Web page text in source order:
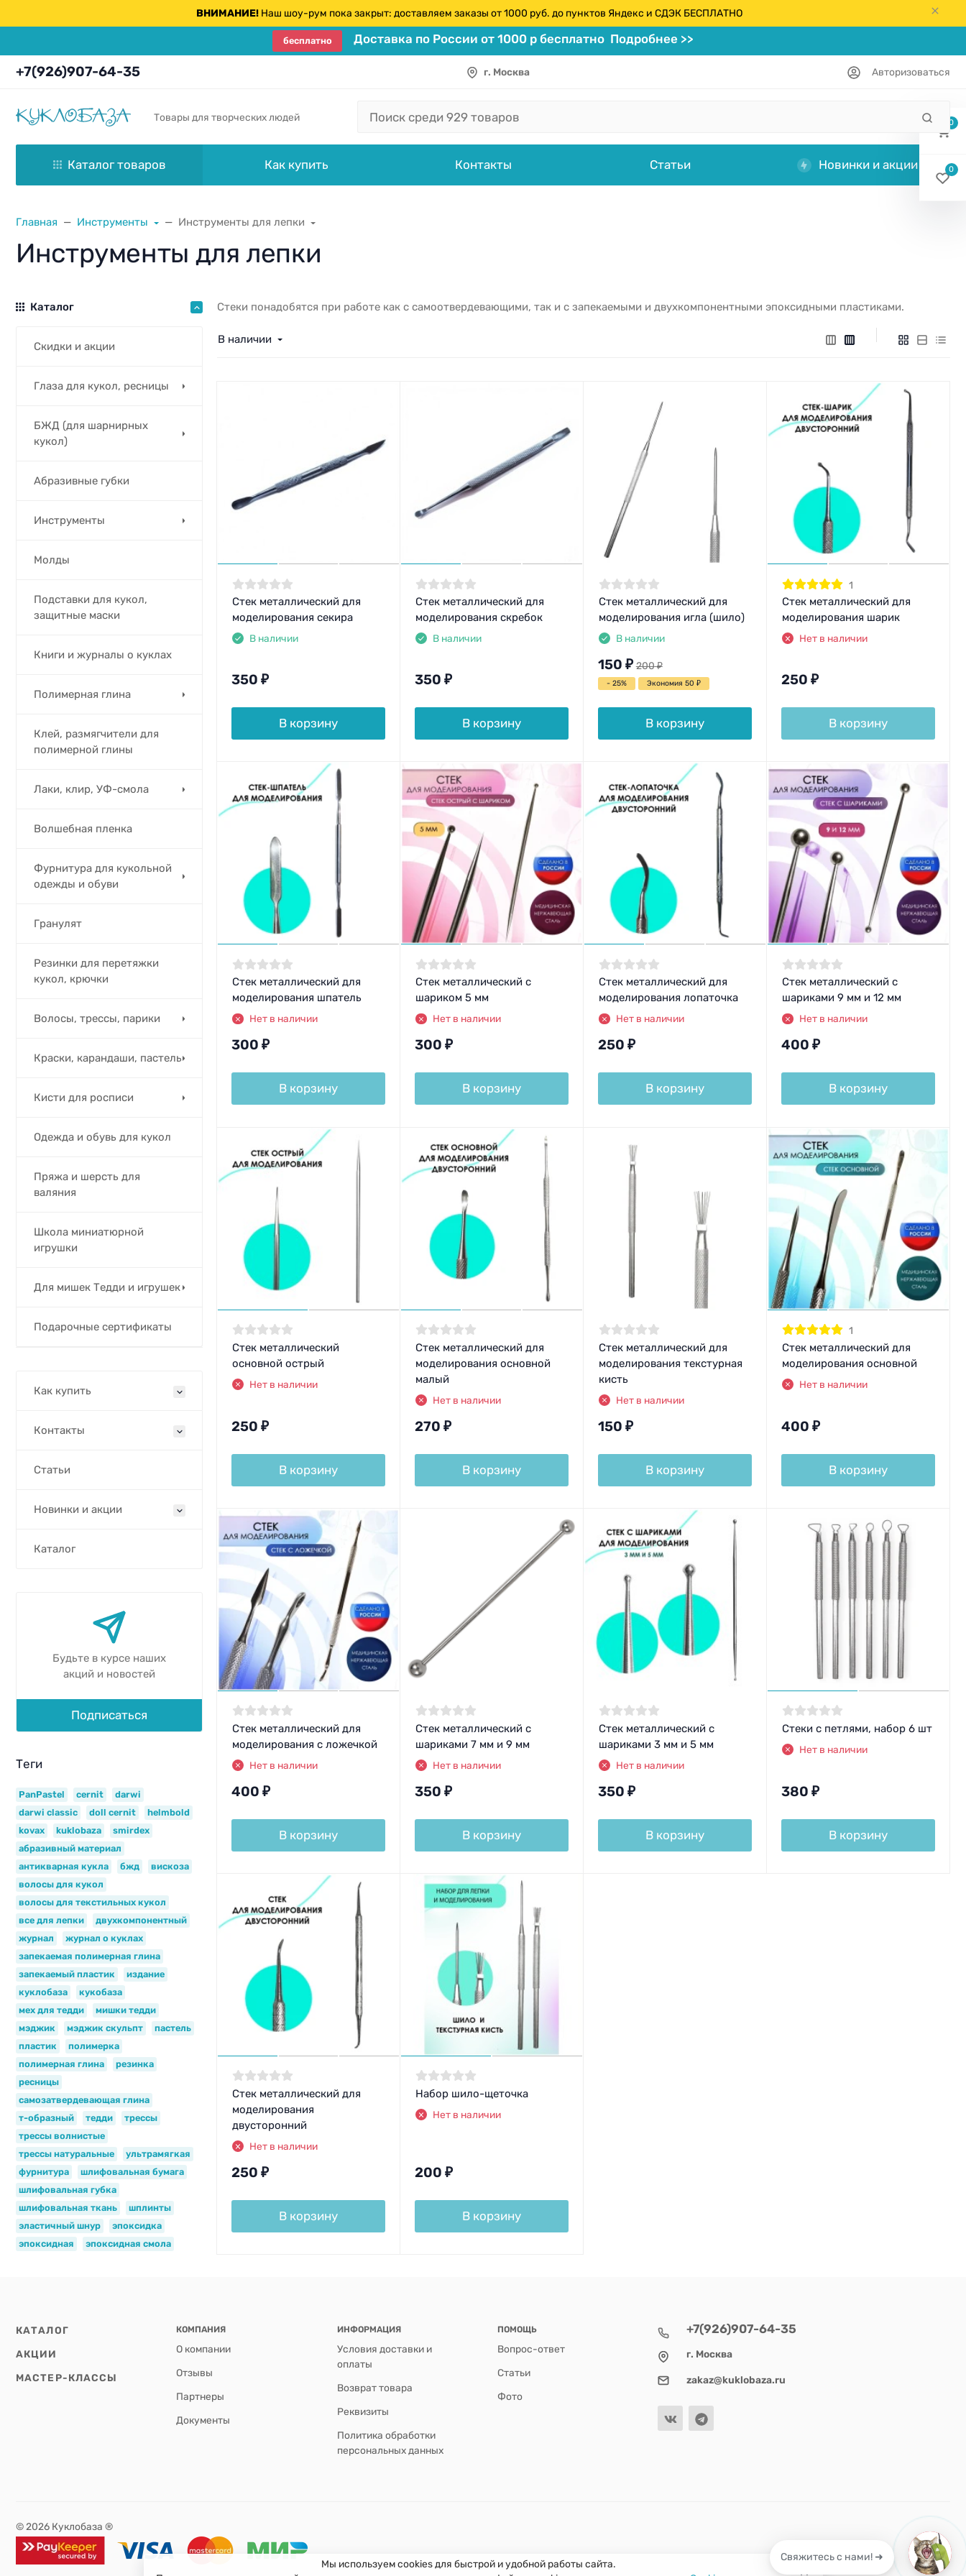
ВНИМАНИЕ!Наш шоу-рум пока закрыт: доставляем заказы от 1000 руб. до пунктов Яндекс и СДЭК БЕСПЛАТНО
бесплатно Доставка по России от 1000 р бесплатно Подробнее >>
+7(926)907-64-35 г. Москва Авторизоваться
Товары для творческих людей
Каталог товаров Как купить Контакты Статьи Новинки и акции
Главная Инструменты Инструменты для лепки
Инструменты для лепки
Каталог
Скидки и акции
Глаза для кукол, ресницы
БЖД (для шарнирных
кукол)
Абразивные губки
Инструменты
Молды
Подставки для кукол,
защитные маски
Книги и журналы о куклах
Полимерная глина
Клей, размягчители для
полимерной глины
Лаки, клир, УФ-смола
Волшебная пленка
Фурнитура для кукольной
одежды и обуви
Гранулят
Резинки для перетяжки
кукол, крючки
Волосы, трессы, парики
Краски, карандаши, пастель
Кисти для росписи
Одежда и обувь для кукол
Пряжа и шерсть для
валяния
Школа миниатюрной
игрушки
Для мишек Тедди и игрушек
Подарочные сертификаты
Как купить
Контакты
Статьи
Новинки и акции
Каталог
Будьте в курсе наших
акций и новостей
Подписаться
Теги
PanPastel cernit
darwi
darwi classic
doll cernit
helmbold
kovax
kuklobaza
smirdex
абразивный материал
антикварная кукла
бжд
вискоза
волосы для кукол
волосы для текстильных кукол
все для лепки
двухкомпонентный
журнал
журнал о куклах
запекаемая полимерная глина
запекаемый пластик
издание
куклобаза
кукобаза
мех для тедди
мишки тедди
мэджик
мэджик скульпт
пастель
пластик
полимерка
полимерная глина
резинка
ресницы
самозатвердевающая глина
т-образный
тедди
трессы
трессы волнистые
трессы натуральные
ультрамягкая
фурнитура
шлифовальная бумага
шлифовальная губка
шлифовальная ткань
шплинты
эластичный шнур
эпоксидка
эпоксидная
эпоксидная смола
Стеки понадобятся при работе как с самоотвердевающими, так и с запекаемыми и двухкомпонентными эпоксидными пластиками.
В наличии
Стек металлический для
моделирования секира
В наличии
350 ₽
В корзину
Стек металлический для
моделирования скребок
В наличии
350 ₽
В корзину
Стек металлический для
моделирования игла (шило)
В наличии
150 ₽ 200₽
- 25% Экономия 50 ₽
В корзину
1
Стек металлический для
моделирования шарик
Нет в наличии
250 ₽
В корзину
Стек металлический для
моделирования шпатель
Нет в наличии
300 ₽
В корзину
Стек металлический с
шариком 5 мм
Нет в наличии
300 ₽
В корзину
Стек металлический для
моделирования лопаточка
Нет в наличии
250 ₽
В корзину
Стек металлический с
шариками 9 мм и 12 мм
Нет в наличии
400 ₽
В корзину
Стек металлический
основной острый
Нет в наличии
250 ₽
В корзину
Стек металлический для
моделирования основной
малый
Нет в наличии
270 ₽
В корзину
Стек металлический для
моделирования текстурная
кисть
Нет в наличии
150 ₽
В корзину
1
Стек металлический для
моделирования основной
Нет в наличии
400 ₽
В корзину
Стек металлический для
моделирования с ложечкой
Нет в наличии
400 ₽
В корзину
Стек металлический с
шариками 7 мм и 9 мм
Нет в наличии
350 ₽
В корзину
Стек металлический с
шариками 3 мм и 5 мм
Нет в наличии
350 ₽
В корзину
Стеки с петлями, набор 6 шт
Нет в наличии
380 ₽
В корзину
Стек металлический для
моделирования
двусторонний
Нет в наличии
250 ₽
В корзину
Набор шило-щеточка
Нет в наличии
200 ₽
В корзину
КАТАЛОГ
АКЦИИ
МАСТЕР-КЛАССЫ
КОМПАНИЯ
О компании
Отзывы
Партнеры
Документы
ИНФОРМАЦИЯ
Условия доставки и
оплаты
Возврат товара
Реквизиты
Политика обработки
персональных данных
ПОМОЩЬ
Вопрос-ответ
Статьи
Фото
+7(926)907-64-35
г. Москва
zakaz@kuklobaza.ru
© 2026 Куклобаза ®
Мы используем cookies для быстрой и удобной работы сайта.
0
0
Свяжитесь с нами! ➜